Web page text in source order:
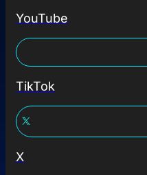
YouTube
TikTok
X